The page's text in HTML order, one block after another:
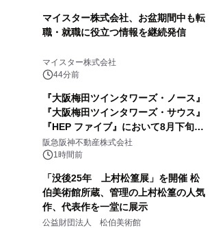
マイスター株式会社、お盆期間中も転
職・就職に役立つ情報を継続発信
マイスター株式会社
44分前
『大阪梅田ツインタワーズ・ノース』
『大阪梅田ツインタワーズ・サウス』
『HEP ファイブ』において8月下旬か
ら 「オフサイト型コーポレートPPA」
による 再生可能エネルギー電力の使用
阪急阪神不動産株式会社
1時間前
「没後25年 上村松篁展」を開催 松
伯美術館所蔵、管理の上村松篁の人気
作、代表作を一堂に展示
公益財団法人 松伯美術館